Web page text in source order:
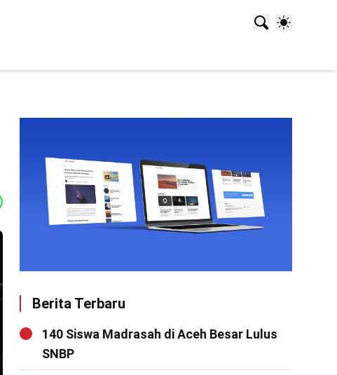
Berita Terbaru
140 Siswa Madrasah di Aceh Besar Lulus
SNBP